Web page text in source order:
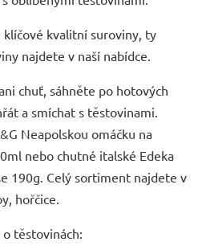
klíčové kvalitní suroviny, ty
najdete v naší nabídce.
chuť, sáhněte po hotových
a smíchat s těstovinami.
Neapolskou omáčku na
nebo chutné italské Edeka
190g. Celý sortiment najdete v
hořčice.
těstovinách: